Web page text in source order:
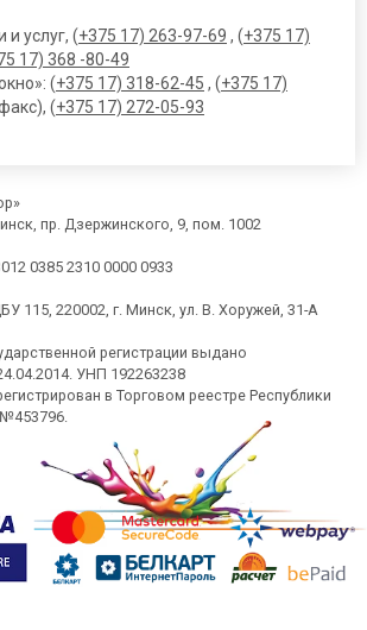
и услуг, (+375 17) 263-97-69 , (+375 17)
17) 368 -80-49
(+375 17) 318-62-45 , (+375 17)
(+375 17) 272-05-93
пр. Дзержинского, 9, пом. 1002
0385 2310 0000 0933
115, 220002, г. Минск, ул. В. Хоружей, 31-А
регистрации выдано
УНП 192263238
в Торговом реестре Республики